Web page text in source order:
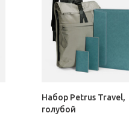
Набор Petrus Travel,
голубой